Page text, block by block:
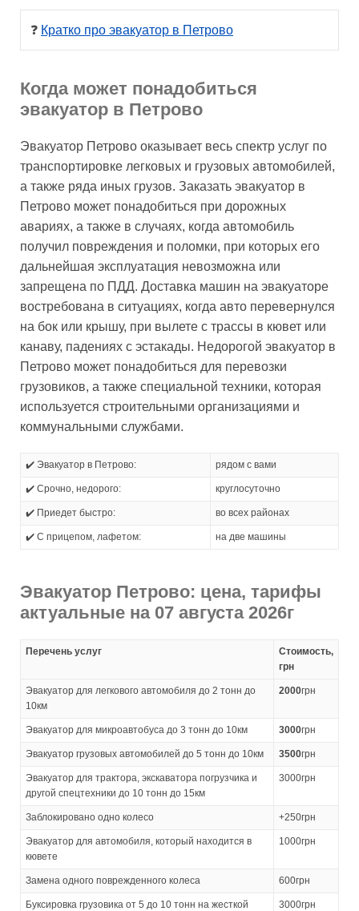
❓ Кратко про эвакуатор в Петрово
Когда может понадобиться
эвакуатор в Петрово
Эвакуатор Петрово оказывает весь спектр услуг по
транспортировке легковых и грузовых автомобилей,
а также ряда иных грузов. Заказать эвакуатор в
Петрово может понадобиться при дорожных
авариях, а также в случаях, когда автомобиль
получил повреждения и поломки, при которых его
дальнейшая эксплуатация невозможна или
запрещена по ПДД. Доставка машин на эвакуаторе
востребована в ситуациях, когда авто перевернулся
на бок или крышу, при вылете с трассы в кювет или
канаву, падениях с эстакады. Недорогой эвакуатор в
Петрово может понадобиться для перевозки
грузовиков, а также специальной техники, которая
используется строительными организациями и
коммунальными службами.
✔️ Эвакуатор в Петрово: рядом с вами
✔️ Срочно, недорого: круглосуточно
✔️ Приедет быстро: во всех районах
✔️ С прицепом, лафетом: на две машины
Эвакуатор Петрово: цена, тарифы
актуальные на 07 августа 2026г
Перечень услуг
Стоимость,
грн
Эвакуатор для легкового автомобиля до 2 тонн до
10км
2000грн
Эвакуатор для микроавтобуса до 3 тонн до 10км 3000грн
Эвакуатор грузовых автомобилей до 5 тонн до 10км 3500грн
Эвакуатор для трактора, экскаватора погрузчика и
другой спецтехники до 10 тонн до 15км
3000грн
Заблокировано одно колесо +250грн
Эвакуатор для автомобиля, который находится в
кювете
1000грн
Замена одного поврежденного колеса 600грн
Буксировка грузовика от 5 до 10 тонн на жесткой
3000грн